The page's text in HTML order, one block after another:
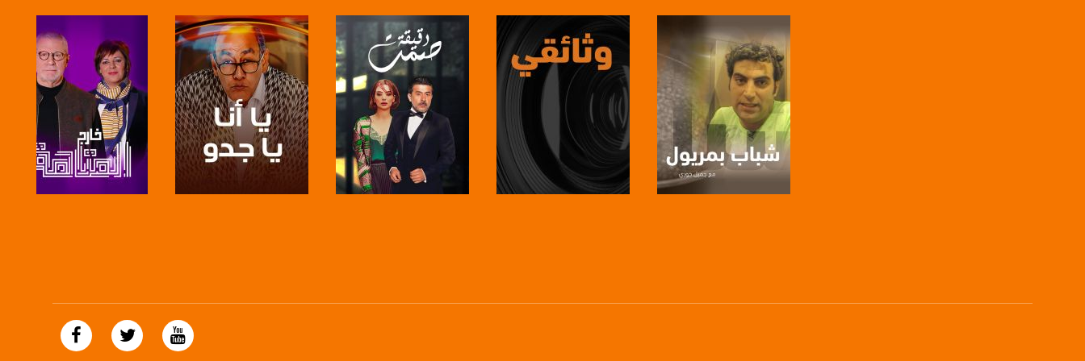
SR: 27500
FEC: 5/6
للتواصل:
بريد الكتروني:
anafalasteeni@musawachannel.com
للتفاعل:
الموقع الالكتروني: